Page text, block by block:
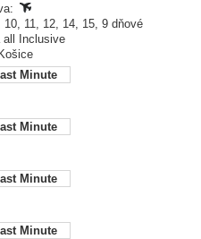
11, 12, 14, 15, 9 dňové
all Inclusive
Minute
Minute
Minute
Minute